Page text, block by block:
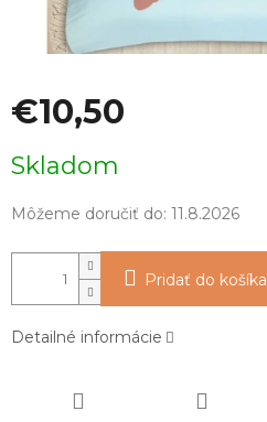
€10,50
cena:
Skladom
Môžeme doručiť do: 11.8.2026
Pridať do košíka
Detailné informácie